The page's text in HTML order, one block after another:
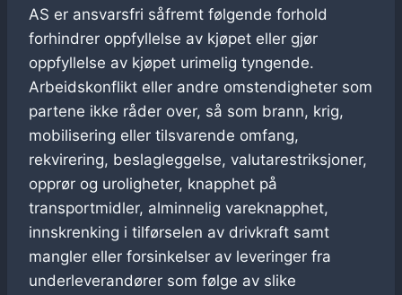
AS er ansvarsfri såfremt følgende forhold
forhindrer oppfyllelse av kjøpet eller gjør
oppfyllelse av kjøpet urimelig tyngende.
Arbeidskonflikt eller andre omstendigheter som
partene ikke råder over, så som brann, krig,
mobilisering eller tilsvarende omfang,
rekvirering, beslagleggelse, valutarestriksjoner,
opprør og uroligheter, knapphet på
transportmidler, alminnelig vareknapphet,
innskrenking i tilførselen av drivkraft samt
mangler eller forsinkelser av leveringer fra
underleverandører som følge av slike